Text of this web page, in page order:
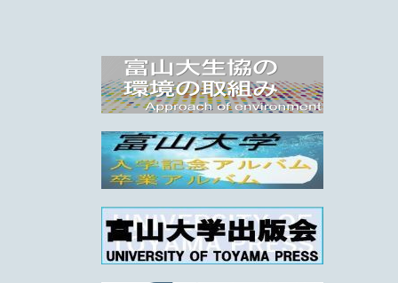
店舗投稿版ひとことカード「2021年版2021年5月1
日～2021年12月15日集計分」を掲載しました
1/5更新
富山大生協新型コロナウイルス感染予防対策につい
8/5更新
自転車修理案内
7/6更新
地元（帰省先）で通学免許プラン